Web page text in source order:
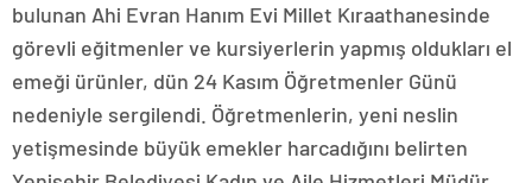
bulunan Ahi Evran Hanım Evi Millet Kıraathanesinde
görevli eğitmenler ve kursiyerlerin yapmış oldukları el
emeği ürünler, dün 24 Kasım Öğretmenler Günü
nedeniyle sergilendi. Öğretmenlerin, yeni neslin
yetişmesinde büyük emekler harcadığını belirten